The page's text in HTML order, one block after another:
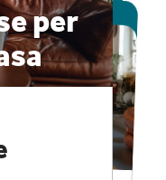
per
e